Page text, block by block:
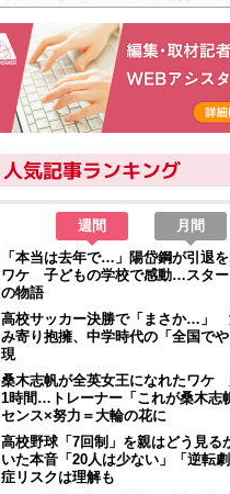
週間
月間
「本当は去年で…」陽岱鋼が引退
ワケ 子どもの学校で感動…スター
の物語
高校サッカー決勝で「まさか…」
み寄り抱擁、中学時代の「全国で
現
桑木志帆が全英女王になれたワケ
1時間…トレーナー「これが桑木志
センス×努力＝大輪の花に
高校野球「7回制」を親はどう見
いた本音「20人は少ない」「逆転
症リスクは理解も